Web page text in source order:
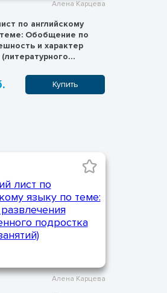
Алена Карцева
по английскому
Обобщение по
и характер
Купить
Алена Карцева